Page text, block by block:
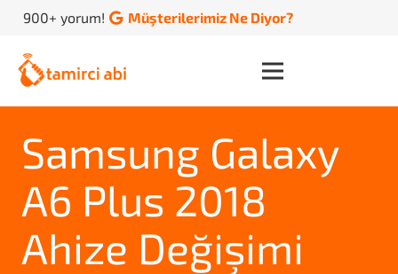
900+ yorum! Müşterilerimiz Ne Diyor?
Samsung Galaxy
A6 Plus 2018
Ahize Değişimi